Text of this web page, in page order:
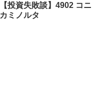
【投資失敗談】4902 コニ
カミノルタ